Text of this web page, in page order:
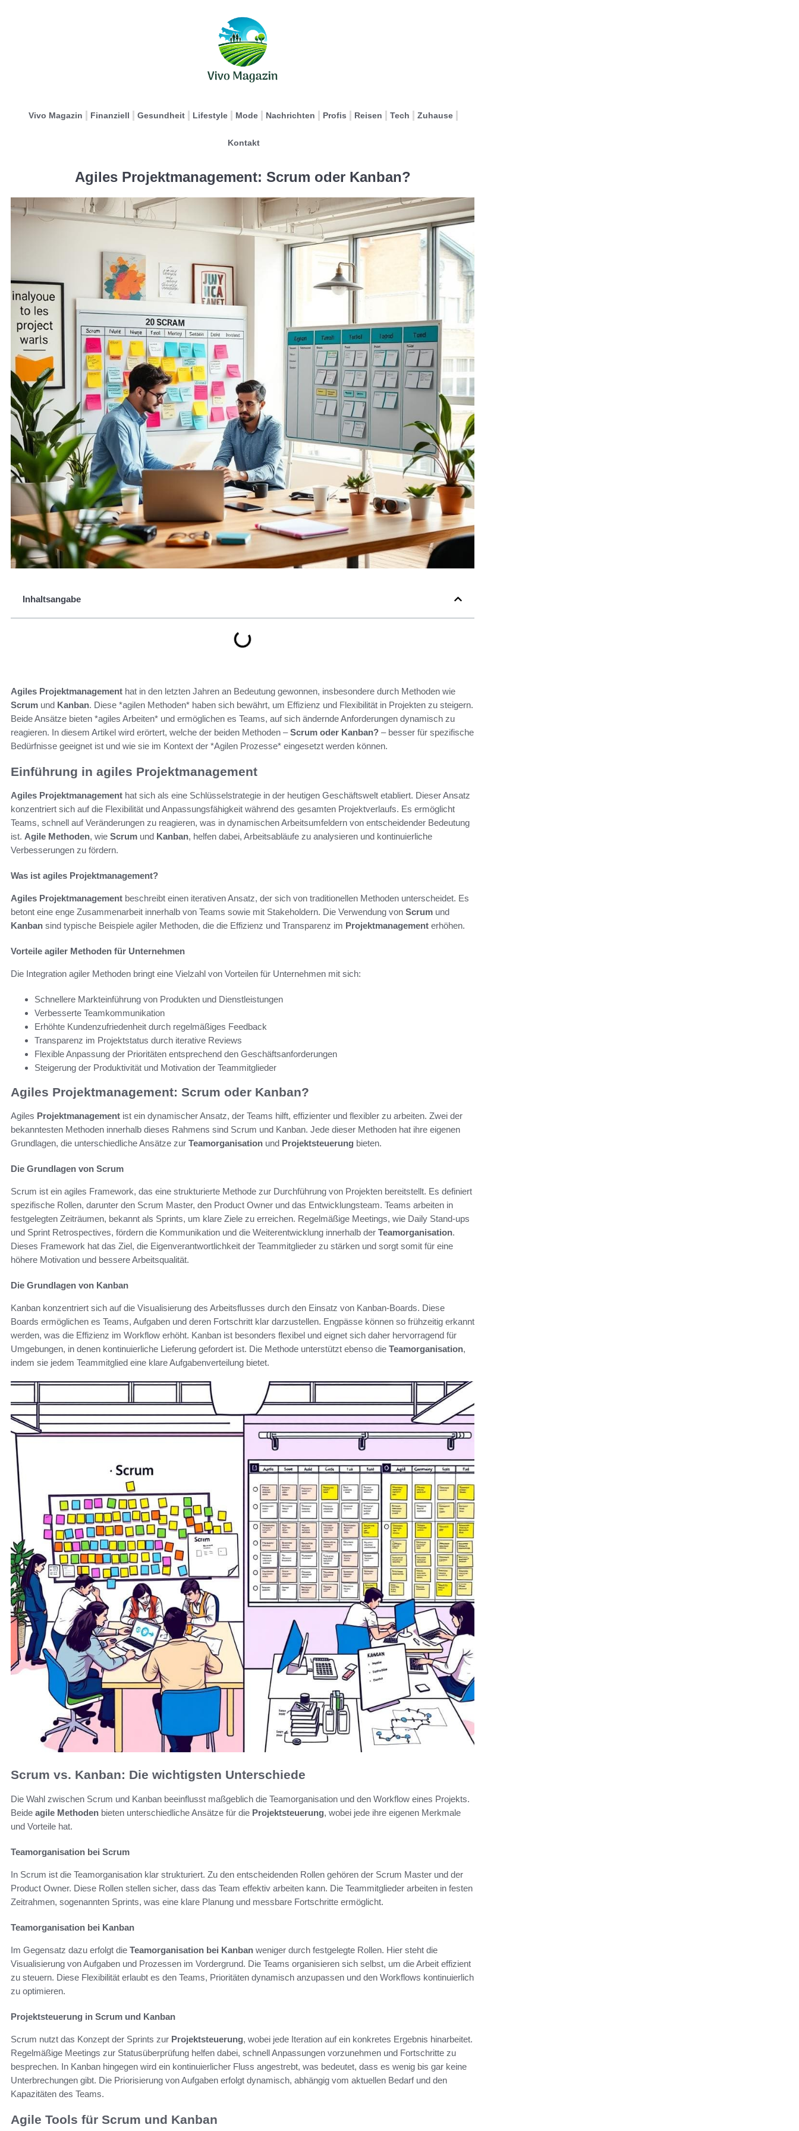
Vivo Magazin Finanziell Gesundheit Lifestyle Mode Nachrichten Profis Reisen Tech Zuhause
Kontakt
Agiles Projektmanagement: Scrum oder Kanban?
Inhaltsangabe
Agiles Projektmanagement hat in den letzten Jahren an Bedeutung gewonnen, insbesondere durch Methoden wie
Scrum und Kanban. Diese *agilen Methoden* haben sich bewährt, um Effizienz und Flexibilität in Projekten zu steigern.
Beide Ansätze bieten *agiles Arbeiten* und ermöglichen es Teams, auf sich ändernde Anforderungen dynamisch zu
reagieren. In diesem Artikel wird erörtert, welche der beiden Methoden –Scrum oder Kanban? – besser für spezifische
Bedürfnisse geeignet ist und wie sie im Kontext der *Agilen Prozesse* eingesetzt werden können.
Einführung in agiles Projektmanagement
Agiles Projektmanagement hat sich als eine Schlüsselstrategie in der heutigen Geschäftswelt etabliert. Dieser Ansatz
konzentriert sich auf die Flexibilität und Anpassungsfähigkeit während des gesamten Projektverlaufs. Es ermöglicht
Teams, schnell auf Veränderungen zu reagieren, was in dynamischen Arbeitsumfeldern von entscheidender Bedeutung
ist. Agile Methoden, wie Scrum und Kanban, helfen dabei, Arbeitsabläufe zu analysieren und kontinuierliche
Verbesserungen zu fördern.
Was ist agiles Projektmanagement?
Agiles Projektmanagement beschreibt einen iterativen Ansatz, der sich von traditionellen Methoden unterscheidet. Es
betont eine enge Zusammenarbeit innerhalb von Teams sowie mit Stakeholdern. Die Verwendung von Scrum und
Kanban sind typische Beispiele agiler Methoden, die die Effizienz und Transparenz im Projektmanagement erhöhen.
Vorteile agiler Methoden für Unternehmen
Die Integration agiler Methoden bringt eine Vielzahl von Vorteilen für Unternehmen mit sich:
Schnellere Markteinführung von Produkten und Dienstleistungen
Verbesserte Teamkommunikation
Erhöhte Kundenzufriedenheit durch regelmäßiges Feedback
Transparenz im Projektstatus durch iterative Reviews
Flexible Anpassung der Prioritäten entsprechend den Geschäftsanforderungen
Steigerung der Produktivität und Motivation der Teammitglieder
Agiles Projektmanagement: Scrum oder Kanban?
Agiles Projektmanagement ist ein dynamischer Ansatz, der Teams hilft, effizienter und flexibler zu arbeiten. Zwei der
bekanntesten Methoden innerhalb dieses Rahmens sind Scrum und Kanban. Jede dieser Methoden hat ihre eigenen
Grundlagen, die unterschiedliche Ansätze zur Teamorganisation und Projektsteuerung bieten.
Die Grundlagen von Scrum
Scrum ist ein agiles Framework, das eine strukturierte Methode zur Durchführung von Projekten bereitstellt. Es definiert
spezifische Rollen, darunter den Scrum Master, den Product Owner und das Entwicklungsteam. Teams arbeiten in
festgelegten Zeiträumen, bekannt als Sprints, um klare Ziele zu erreichen. Regelmäßige Meetings, wie Daily Stand-ups
und Sprint Retrospectives, fördern die Kommunikation und die Weiterentwicklung innerhalb der Teamorganisation.
Dieses Framework hat das Ziel, die Eigenverantwortlichkeit der Teammitglieder zu stärken und sorgt somit für eine
höhere Motivation und bessere Arbeitsqualität.
Die Grundlagen von Kanban
Kanban konzentriert sich auf die Visualisierung des Arbeitsflusses durch den Einsatz von Kanban-Boards. Diese
Boards ermöglichen es Teams, Aufgaben und deren Fortschritt klar darzustellen. Engpässe können so frühzeitig erkannt
werden, was die Effizienz im Workflow erhöht. Kanban ist besonders flexibel und eignet sich daher hervorragend für
Umgebungen, in denen kontinuierliche Lieferung gefordert ist. Die Methode unterstützt ebenso die Teamorganisation,
indem sie jedem Teammitglied eine klare Aufgabenverteilung bietet.
Scrum vs. Kanban: Die wichtigsten Unterschiede
Die Wahl zwischen Scrum und Kanban beeinflusst maßgeblich die Teamorganisation und den Workflow eines Projekts.
Beide agile Methoden bieten unterschiedliche Ansätze für die Projektsteuerung, wobei jede ihre eigenen Merkmale
und Vorteile hat.
Teamorganisation bei Scrum
In Scrum ist die Teamorganisation klar strukturiert. Zu den entscheidenden Rollen gehören der Scrum Master und der
Product Owner. Diese Rollen stellen sicher, dass das Team effektiv arbeiten kann. Die Teammitglieder arbeiten in festen
Zeitrahmen, sogenannten Sprints, was eine klare Planung und messbare Fortschritte ermöglicht.
Teamorganisation bei Kanban
Im Gegensatz dazu erfolgt die Teamorganisation bei Kanban weniger durch festgelegte Rollen. Hier steht die
Visualisierung von Aufgaben und Prozessen im Vordergrund. Die Teams organisieren sich selbst, um die Arbeit effizient
zu steuern. Diese Flexibilität erlaubt es den Teams, Prioritäten dynamisch anzupassen und den Workflows kontinuierlich
zu optimieren.
Projektsteuerung in Scrum und Kanban
Scrum nutzt das Konzept der Sprints zur Projektsteuerung, wobei jede Iteration auf ein konkretes Ergebnis hinarbeitet.
Regelmäßige Meetings zur Statusüberprüfung helfen dabei, schnell Anpassungen vorzunehmen und Fortschritte zu
besprechen. In Kanban hingegen wird ein kontinuierlicher Fluss angestrebt, was bedeutet, dass es wenig bis gar keine
Unterbrechungen gibt. Die Priorisierung von Aufgaben erfolgt dynamisch, abhängig vom aktuellen Bedarf und den
Kapazitäten des Teams.
Agile Tools für Scrum und Kanban